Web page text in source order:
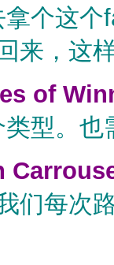
个这
来，这
of
型。
们每次